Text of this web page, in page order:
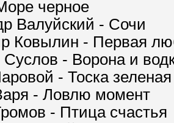
черное
Валуйский - Сочи
Ковылин - Первая
- Ворона и
- Тоска зеленая
- Ловлю момент
- Птица счастья